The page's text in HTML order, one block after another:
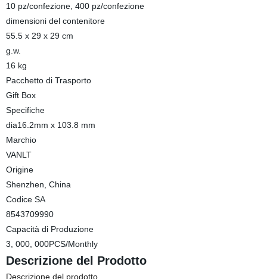
10 pz/confezione, 400 pz/confezione
dimensioni del contenitore
55.5 x 29 x 29 cm
g.w.
16 kg
Pacchetto di Trasporto
Gift Box
Specifiche
dia16.2mm x 103.8 mm
Marchio
VANLT
Origine
Shenzhen, China
Codice SA
8543709990
Capacità di Produzione
3, 000, 000PCS/Monthly
Descrizione del Prodotto
Descrizione del prodotto